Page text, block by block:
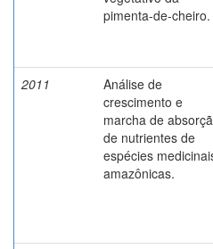
pimenta-de-cheiro.
2011
Análise de
crescimento e
marcha de
de nutrientes de
espécies
amazônicas.